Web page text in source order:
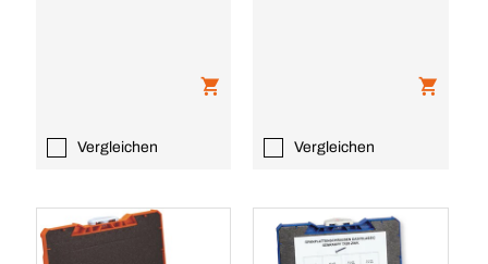
Vergleichen Vergleichen